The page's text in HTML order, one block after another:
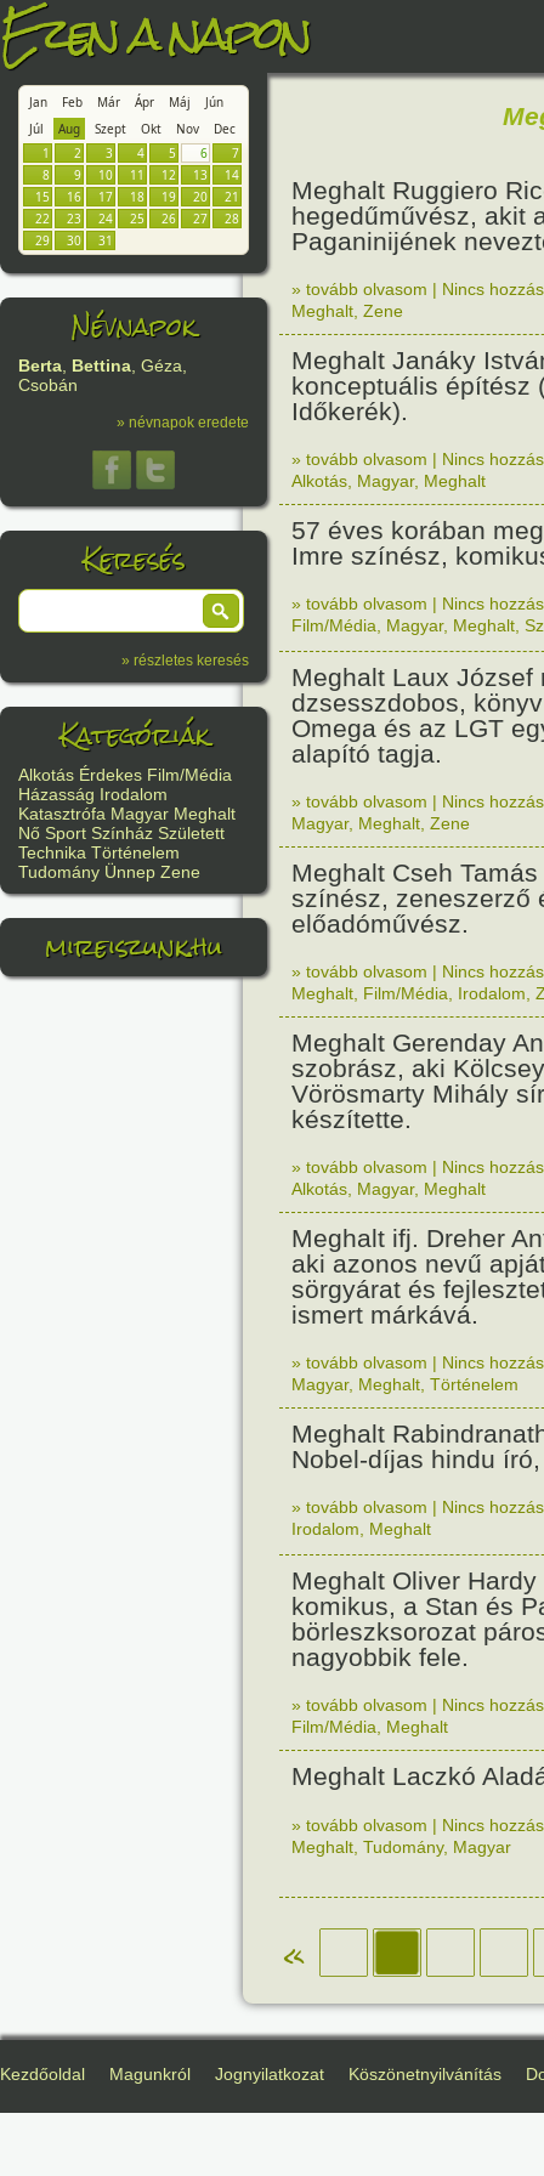
Ezen a napon
Jan Feb Már Ápr Máj
Jún
Júl
Aug Szept Okt Nov
Dec
1
2 3 4 5 6
7
8
9 10 11 12 13
14
15
16 17 18 19 20
21
22
23 24 25 26 27
28
29
30 31
Névnapok
Berta, Bettina, Géza,
Csobán
» névnapok eredete
Keresés
» részletes keresés
Kategóriák
Alkotás Érdekes Film/Média
Házasság Irodalom
Katasztrófa Magyar Meghalt
Nő Sport Színház Született
Technika Történelem
Tudomány Ünnep Zene
mireiszunk.hu
Meghalt Ruggiero
hegedűművész, akit
Paganinijének
» tovább olvasom | Nincs
Meghalt Zene
Meghalt Janáky
konceptuális építész
Időkerék).
» tovább olvasom | Nincs
Alkotás Magyar, Meghalt
57 éves korában
Imre színész,
» tovább olvasom | Nincs
Film/Média
Magyar, Meghalt
Meghalt Laux József
dzsesszdobos,
Omega és az LGT
alapító tagja.
» tovább olvasom | Nincs
Magyar, Meghalt Zene
Meghalt Cseh
színész, zeneszerző
előadóművész.
» tovább olvasom | Nincs
Meghalt Film/Média Irodalom
Meghalt Gerenday
szobrász, aki
Vörösmarty Mihály
készítette.
» tovább olvasom | Nincs
Alkotás Magyar, Meghalt
Meghalt ifj. Dreher
aki azonos nevű
sörgyárat és
ismert márkává.
» tovább olvasom | Nincs
Magyar, Meghalt Történelem
Meghalt
Nobel-díjas hindu
» tovább olvasom | Nincs
Irodalom
Meghalt
Meghalt Oliver
komikus, a Stan és
börleszksorozat
nagyobbik fele.
» tovább olvasom | Nincs
Film/Média
Meghalt
Meghalt Laczkó
» tovább olvasom | Nincs
Meghalt Tudomány, Magyar
«
Kezdőoldal Magunkról Jognyilatkozat Köszönetnyilvánítás